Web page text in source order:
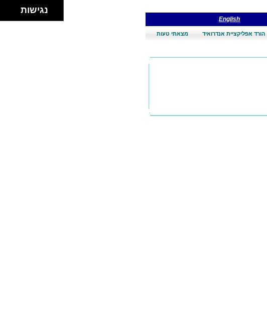
English
הורד אפליקציית אנדרואיד מצאתי טעות
נגישות